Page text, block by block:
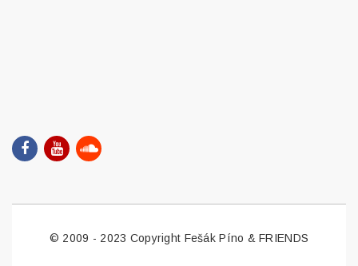
© 2009 - 2023 Copyright Fešák Píno & FRIENDS